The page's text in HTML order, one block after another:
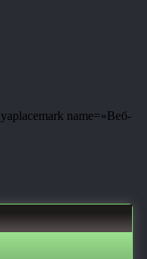
name=»Веб-